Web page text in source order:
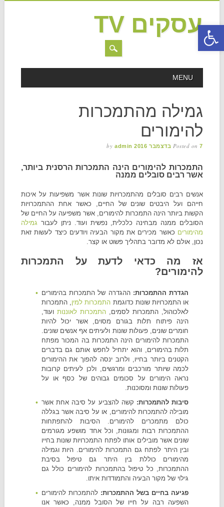
פתח סרגל נגישות
עסקים TV
MAIN MENU
MENU
גמילה מהתמכרות
להימורים
Posted on7 בדצמבר 2016 byadmin
התמכרות להימורים הינה התמכרות הרסנית ביותר,
אשר רבים סובלים ממנה
אנשים רבים סובלים מהתמכרויות שונות אשר משפיעות על איכות
חייהם ועל היבטים שונים של החיים, כאשר אחת ההתמכרויות
הקשות ביותר הינה התמכרות להימורים, אשר משפיעה על החיים של
הסובלים ממנה מבחינה כלכלית, נפשית ועוד. ניתן לעבור גמילה
מהימורים כאשר מכירים את מקור הבעיה ויודעים כיצד לעשות זאת
נכון, אולם לא מדובר בתהליך פשוט או קצר.
אז מה כדאי לדעת על התמכרות
להימורים?
הגדרת ההתמכרות:ההגדרה של התמכרות בהימורים
או התמכרויות שונות כדוגמת התמכרות למין, התמכרות
לאלכוהול, התמכרות לסמים,התמכרות לאוננות ועוד,
הינה פיתוח תלות בגורם מסוים, אשר יכול להיות
חומרים שונים, פעולות שונות ולעיתים אף אנשים שונים.
התמכרות להימורים הינה התמכרות בה המכור מפתח
תלות בהימורים, והוא יתחיל לחפש אותם גם בדברים
הקטנים ביותר בחייו, ולרוב ינסה להפוך את ההימורים
לכמה שיותר מורכבים ומרגשים, ולכן לעיתים קרובות
נראה הימורים על סכומים גבוהים של כסף או על
פעולות שונות ומסוכנות.
סיבות להתמכרות: קשה להצביע על סיבה אחת אשר
מובילה להתמכרות להימורים, או על סיבה אשר בגללה
כולם מתמכרים להימורים. הסיבות להתפתחות
ההתמכרות רבות ומגוונות, וכל אחד מושפע מגורמים
שונים אשר מובילים אותו לפתח התמכרויות שונות בחייו
ובין היתר לפתח גם התמכרות להימורים. היות וגמילה
מהימורים כוללת בין היתר גם טיפול בסיבת
ההתמכרות, כל טיפול בהתמכרות להימורים כולל גם
גילוי של מקור הבעיה והתמודדות איתו.
פגיעה בחיים בשל ההתמכרות:להתמכרות להימורים
השפעה רבה על חייו של הסובל ממנה, כאשר אנו